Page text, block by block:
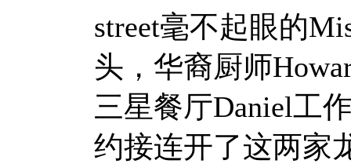
street毫不起眼的
头，华裔厨师
三星餐厅Daniel工
约接连开了这两家